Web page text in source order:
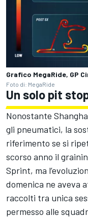
Grafico MegaRide, GP
Foto di: MegaRide
Un solo pit
Nonostante
gli pneumatici, la
riferimento se si
scorso anno il
Sprint, ma
domenica ne aveva
raccolti tra unica
permesso alle